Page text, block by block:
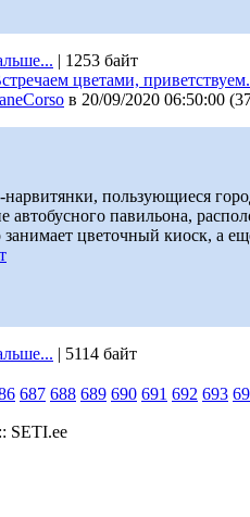
| 1253 байт
цветами,
в 20/09/2020 06:50:00 (
пользующиеся
автобусного павильона,
занимает цветочный киоск, а
| 5114 байт
687 688 689 690 691 692 693
:: SETI.ee